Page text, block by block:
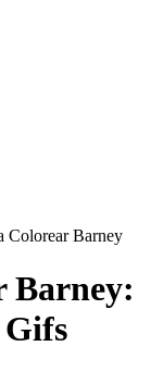
Colorear Barney
Barney:
Gifs